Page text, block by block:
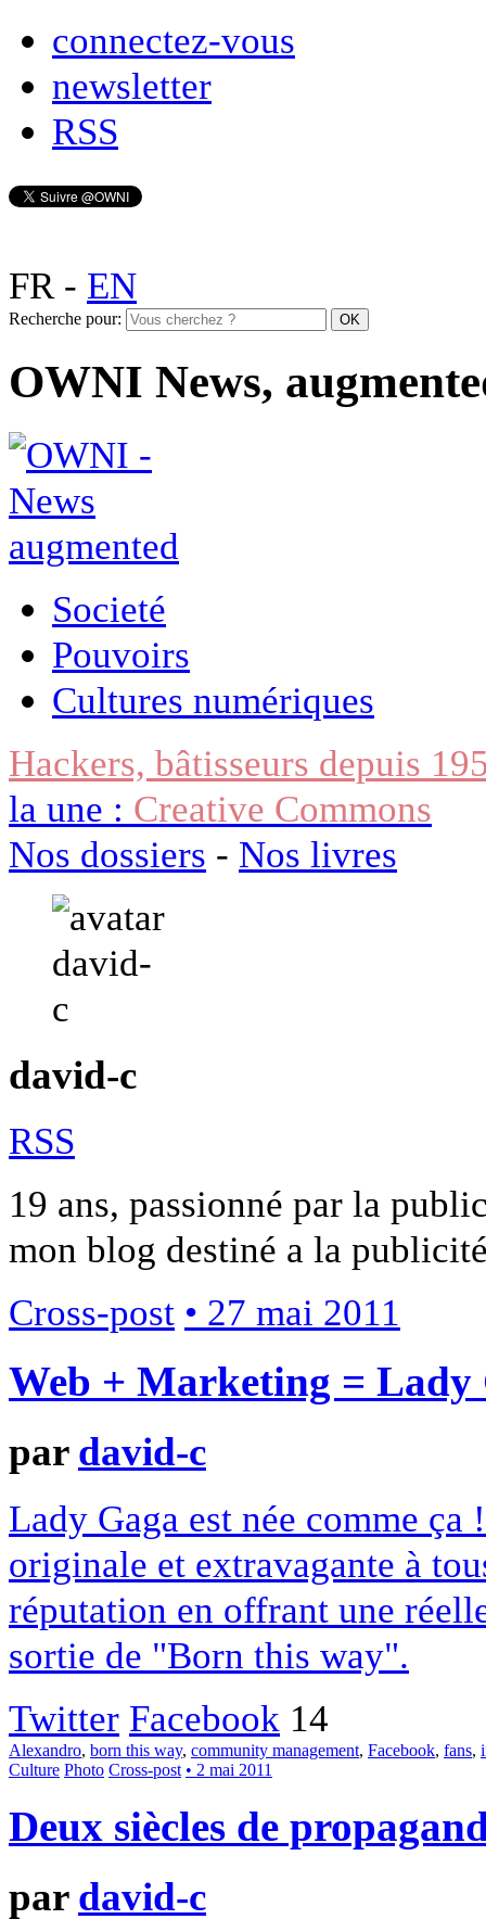
connectez-vous
newsletter
RSS
FR- EN
Recherche pour:
OWNI News,
Societé
Pouvoirs
Cultures numériques
Hackers, bâtisseurs depuis
la une : Creative Commons
Nos dossiers - Nos livres
david-c
RSS
19 ans, passionné par la
mon blog destiné a la
Cross-post • 27 mai 2011
Web + Marketing = Lady
par david-c
Lady Gaga est née comme
originale et extravagante à
réputation en offrant une
sortie de "Born this way".
Twitter Facebook 14
Alexandro, born this way, community management, Facebook, fans,
Culture Photo Cross-post • 2 mai 2011
Deux siècles de
par david-c